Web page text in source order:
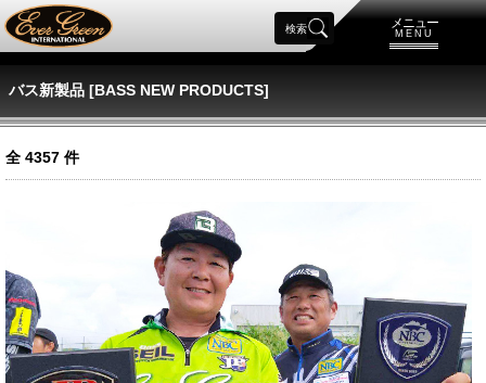
メニュー
MENU
検索
バス新製品 [BASS NEW PRODUCTS]
全 4357 件